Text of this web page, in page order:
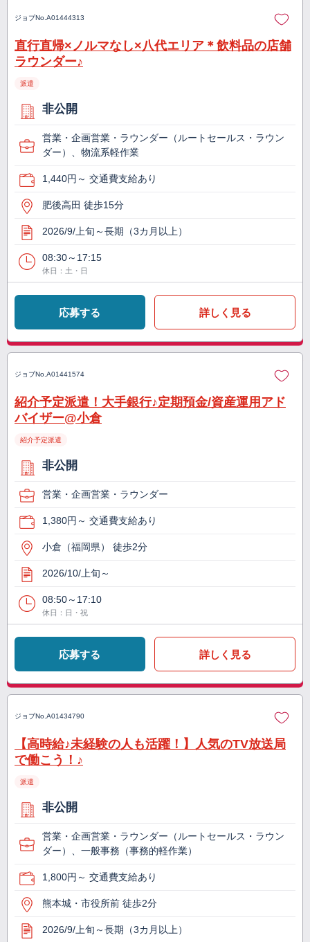
ジョブNo. A01444313
直行直帰×ノルマなし×八代エリア＊飲料品の店舗
ラウンダー♪
派遣
非公開
営業・企画営業・ラウンダー（ルートセールス・ラウン
ダー）、物流系軽作業
1,440円～ 交通費支給あり
肥後高田 徒歩15分
2026/9/上旬～長期（3カ月以上）
08:30～17:15
休日：土・日
応募する 詳しく見る
ジョブNo. A01441574
紹介予定派遣！大手銀行♪定期預金/資産運用アド
バイザー@小倉
紹介予定派遣
非公開
営業・企画営業・ラウンダー
1,380円～ 交通費支給あり
小倉（福岡県） 徒歩2分
2026/10/上旬～
08:50～17:10
休日：日・祝
応募する 詳しく見る
ジョブNo. A01434790
【高時給♪未経験の人も活躍！】人気のTV放送局
で働こう！♪
派遣
非公開
営業・企画営業・ラウンダー（ルートセールス・ラウン
ダー）、一般事務（事務的軽作業）
1,800円～ 交通費支給あり
熊本城・市役所前 徒歩2分
2026/9/上旬～長期（3カ月以上）